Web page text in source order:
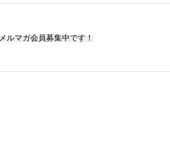
メルマガ会員募集中です！